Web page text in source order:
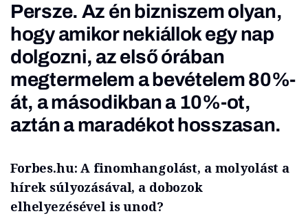
Persze. Az én bizniszem olyan,
hogy amikor nekiállok egy nap
dolgozni, az első órában
megtermelem a bevételem 80%-
át, a másodikban a 10%-ot,
aztán a maradékot hosszasan.
Forbes.hu: A finomhangolást, a molyolást a
hírek súlyozásával, a dobozok
elhelyezésével is unod?